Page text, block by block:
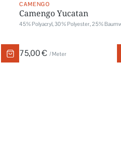
CAMENGO
Camengo Yucatan
45 % Polyacryl, 30 % Polyester, 25 %
75,00 € / Meter